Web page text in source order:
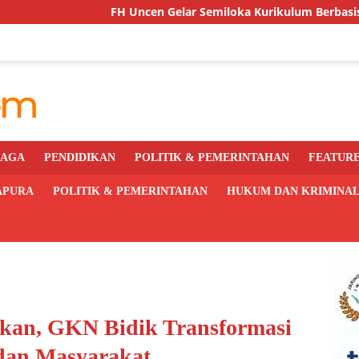
FH Uncen Gelar Semiloka Kurikulum Berbasis OBE, Fokus
PENDIDIKAN POLITIK & PEMERINTAHAN
POLITIK & PEMERINTAHAN HUKUM DAN KRIMINAL
GKN Bidik Transformasi